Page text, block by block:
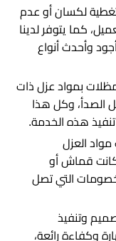
لكسان أو عدم
كما يتوفر لدينا
وأحدث أنواع
بمواد عزل ذات
الصدأ، وكل هذا
هذه الخدمة.
العزل
قماش أو
التي تصل
وتنفيذ
وكفاءة رائعة،